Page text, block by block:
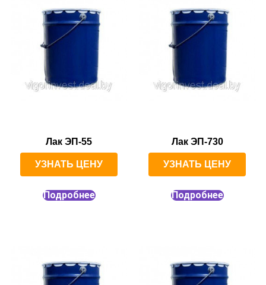
Лак ЭП-55
УЗНАТЬ ЦЕНУ
Подробнее
Лак ЭП-730
УЗНАТЬ ЦЕНУ
Подробнее